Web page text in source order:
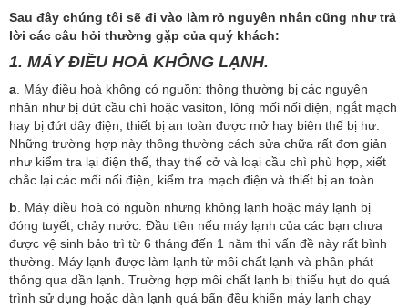
Sau đây chúng tôi sẽ đi vào làm rỏ nguyên nhân cũng như trả
lời các câu hỏi thường gặp của quý khách:
1. MÁY ĐIỀU HOÀ KHÔNG LẠNH.
a. Máy điều hoà không có nguồn: thông thường bị các nguyên
nhân như bị đứt cầu chì hoặc vasiton, lỏng mối nối điện, ngắt mạch
hay bị đứt dây điện, thiết bị an toàn được mở hay biên thế bị hư.
Những trường hợp này thông thường cách sửa chữa rất đơn giản
như kiểm tra lại điện thế, thay thế cở và loại cầu chì phù hợp, xiết
chắc lại các mối nối điện, kiểm tra mạch điện và thiết bị an toàn.
b. Máy điều hoà có nguồn nhưng không lạnh hoặc máy lạnh bị
đóng tuyết, chảy nước: Đầu tiên nếu máy lạnh của các bạn chưa
được vệ sinh bảo trì từ 6 tháng đến 1 năm thì vấn đề này rất bình
thường. Máy lạnh được làm lạnh từ môi chất lạnh và phân phát
thông qua dần lạnh. Trường hợp môi chất lạnh bị thiếu hụt do quá
trình sử dụng hoặc dàn lạnh quá bẩn đều khiến máy lạnh chạy